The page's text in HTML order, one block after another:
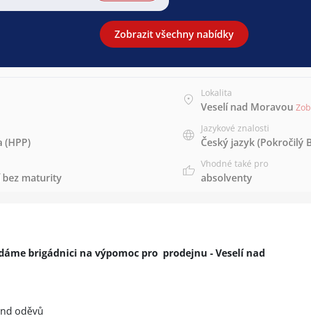
Zobrazit všechny nabídky
Lokalita
Veselí nad Moravou
(HPP)
Jazykové znalosti
Český jazyk(Pokročilý
bez maturity
Vhodné také pro
absolventy
brigádnici na výpomoc pro prodejnu - Veselí nad
oděvů